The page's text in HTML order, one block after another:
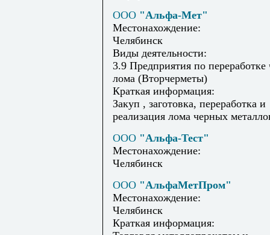
ООО "Альфа-Мет"
Местонахождение:
Челябинск
Виды деятельности:
3.9 Предприятия по переработке
лома (Вторчерметы)
Краткая информация:
Закуп , заготовка, переработка и
реализация лома черных
ООО "Альфа-Тест"
Местонахождение:
Челябинск
ООО "АльфаМетПром"
Местонахождение:
Челябинск
Краткая информация: